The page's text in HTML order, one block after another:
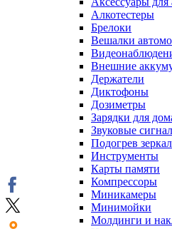
Алкотестеры
Брелоки
Вешалки
Внешние
Держатели
Диктофоны
Дозиметры
Зарядки для
Звуковые
Подогрев зеркал
Инструменты
Карты памяти
Компрессоры
Миникамеры
Минимойки
Молдинги и